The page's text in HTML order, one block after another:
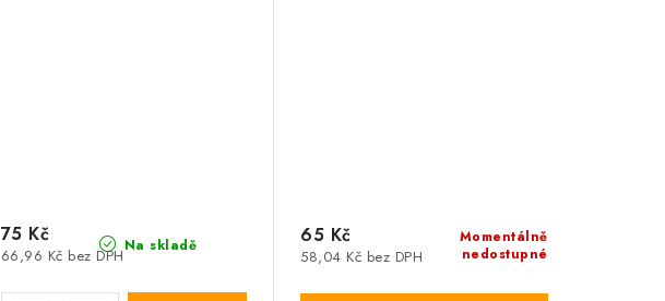
Na skladě
66,96 Kč bez DPH
75 Kč
Momentálně
nedostupné
58,04 Kč bez DPH
65 Kč